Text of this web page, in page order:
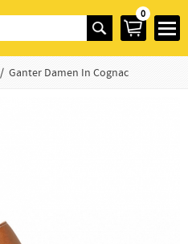
0
/ Ganter Damen In Cognac